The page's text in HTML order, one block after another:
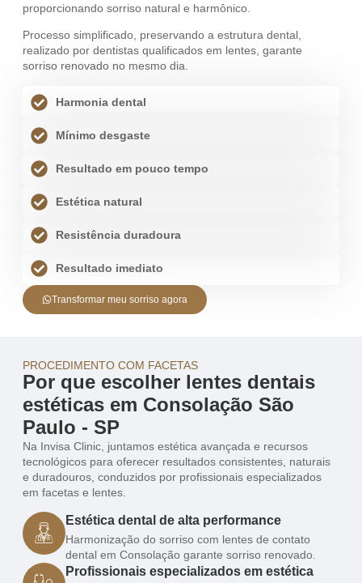
proporcionando sorriso natural e harmônico.
Processo simplificado, preservando a estrutura dental,
realizado por dentistas qualificados em lentes, garante
sorriso renovado no mesmo dia.
Harmonia dental
Mínimo desgaste
Resultado em pouco tempo
Estética natural
Resistência duradoura
Resultado imediato
Transformar meu sorriso agora
PROCEDIMENTO COM FACETAS
Por que escolher lentes dentais
estéticas em Consolação São
Paulo - SP
Na Invisa Clinic, juntamos estética avançada e recursos
tecnológicos para oferecer resultados consistentes, naturais
e duradouros, conduzidos por profissionais especializados
em facetas e lentes.
Estética dental de alta performance
Harmonização do sorriso com lentes de contato
dental em Consolação garante sorriso renovado.
Profissionais especializados em estética